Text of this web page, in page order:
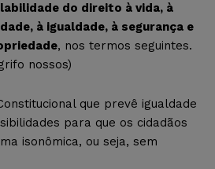
do direito à vida, à
à igualdade, à segurança e
, nos termos seguintes.
nossos)
que prevê igualdade
para que os cidadãos
isonômica, ou seja, sem